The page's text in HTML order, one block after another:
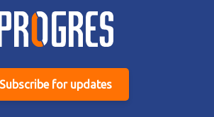
Subscribe for updates